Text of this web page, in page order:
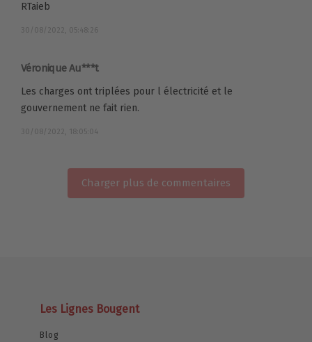
RTaieb
30/08/2022, 05:48:26
Véronique Au***t
Les charges ont triplées pour l électricité et le
gouvernement ne fait rien.
30/08/2022, 18:05:04
Charger plus de commentaires
Les Lignes Bougent
Blog